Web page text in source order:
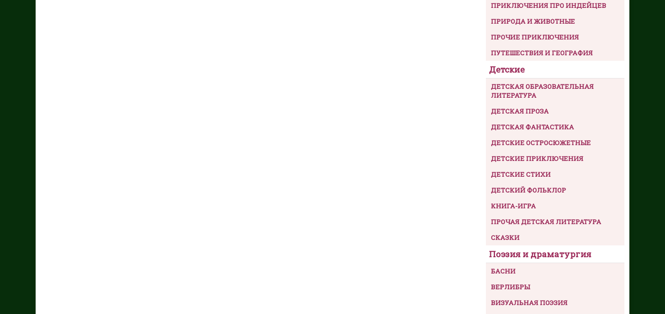
ПРИКЛЮЧЕНИЯ ПРО ИНДЕЙЦЕВ
ПРИРОДА И ЖИВОТНЫЕ
ПРОЧИЕ ПРИКЛЮЧЕНИЯ
ПУТЕШЕСТВИЯ И ГЕОГРАФИЯ
Детские
ДЕТСКАЯ ОБРАЗОВАТЕЛЬНАЯ
ЛИТЕРАТУРА
ДЕТСКАЯ ПРОЗА
ДЕТСКАЯ ФАНТАСТИКА
ДЕТСКИЕ ОСТРОСЮЖЕТНЫЕ
ДЕТСКИЕ ПРИКЛЮЧЕНИЯ
ДЕТСКИЕ СТИХИ
ДЕТСКИЙ ФОЛЬКЛОР
КНИГА-ИГРА
ПРОЧАЯ ДЕТСКАЯ ЛИТЕРАТУРА
СКАЗКИ
Поэзия и драматургия
БАСНИ
ВЕРЛИБРЫ
ВИЗУАЛЬНАЯ ПОЭЗИЯ